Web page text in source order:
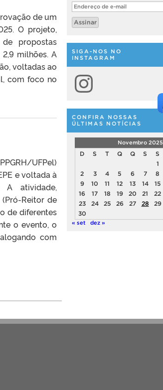
de um
O projeto,
propostas
milhões. A
voltadas ao
com foco no
UFPel)
e voltada à
A atividade,
Reitor de
de diferentes
o evento, o
com
Endereço
de
e-
mail
Assinar
SIGA-NOS NO
INSTAGRAM
Instagram
CONFIRA NOSSAS
ÚLTIMAS NOTÍCIAS
Novembro 2025
D S T Q Q S
S
1
2
3 4 5 6 7
8
9
10 11 12 13 14
15
16
17 18 19 20 21
22
23
24 25 26 27 28
29
30
« set dez »